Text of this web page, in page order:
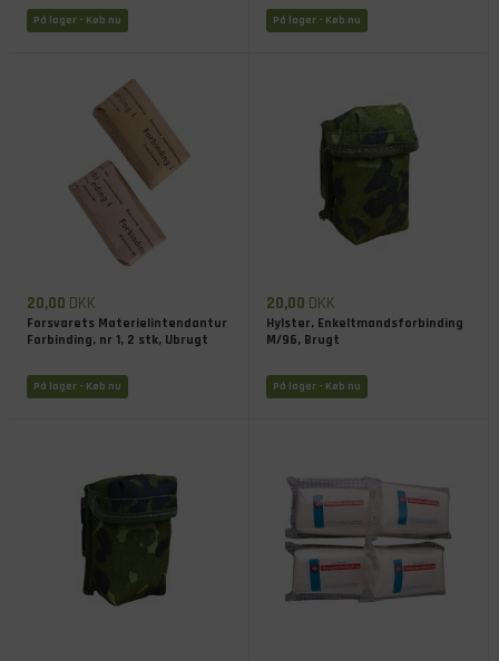
På lager - Køb nu På lager - Køb nu
20,00 DKK
Forsvarets Materielintendantur
Forbinding, nr 1, 2 stk, Ubrugt
På lager - Køb nu
20,00 DKK
Hylster, Enkeltmandsforbinding
M/96, Brugt
På lager - Køb nu